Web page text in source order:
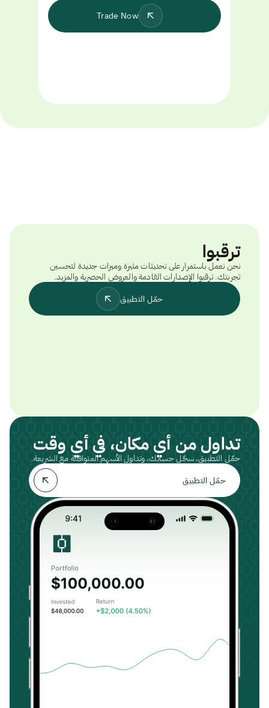
Trade Now
ترقبوا
نحن نعمل باستمرار على تحديثات مثيرة وميزات جديدة لتحسين
تجربتك. ترقبوا الإصدارات القادمة والعروض الحصرية والمزيد.
حمّل التطبيق
تداول من أي مكان، في أي وقت
حمّل التطبيق، سجّل حسابك، وتداول الأسهم المتوافقة مع الشريعة.
حمّل التطبيق